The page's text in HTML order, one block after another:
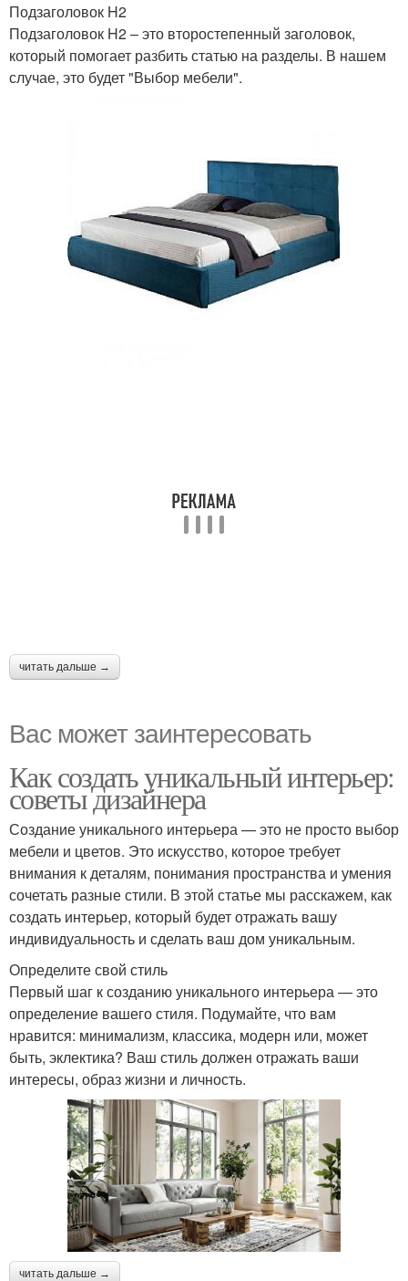
Подзаголовок H2
Подзаголовок H2 – это второстепенный заголовок,
который помогает разбить статью на разделы. В нашем
случае, это будет "Выбор мебели".
читать дальше →
Вас может заинтересовать
Как создать уникальный интерьер:
советы дизайнера
Создание уникального интерьера — это не просто выбор
мебели и цветов. Это искусство, которое требует
внимания к деталям, понимания пространства и умения
сочетать разные стили. В этой статье мы расскажем, как
создать интерьер, который будет отражать вашу
индивидуальность и сделать ваш дом уникальным.
Определите свой стиль
Первый шаг к созданию уникального интерьера — это
определение вашего стиля. Подумайте, что вам
нравится: минимализм, классика, модерн или, может
быть, эклектика? Ваш стиль должен отражать ваши
интересы, образ жизни и личность.
читать дальше →